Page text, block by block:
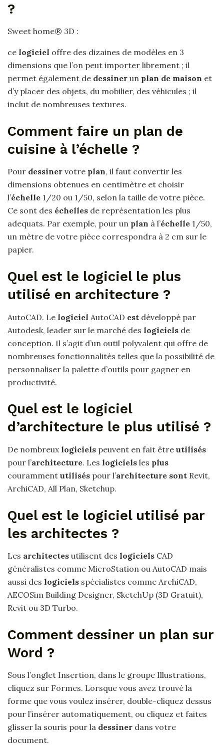
?
Sweet home® 3D :
ce logiciel offre des dizaines de modèles en 3
dimensions que l’on peut importer librement ; il
permet également de dessiner un plan de maison et
d’y placer des objets, du mobilier, des véhicules ; il
inclut de nombreuses textures.
Comment faire un plan de
cuisine à l’échelle ?
Pour dessiner votre plan, il faut convertir les
dimensions obtenues en centimètre et choisir
l’échelle 1/20 ou 1/50, selon la taille de votre pièce.
Ce sont des échelles de représentation les plus
adequats. Par exemple, pour un plan à l’échelle 1/50,
un mètre de votre pièce correspondra à 2 cm sur le
papier.
Quel est le logiciel le plus
utilisé en architecture ?
AutoCAD. Le logiciel AutoCAD est développé par
Autodesk, leader sur le marché des logiciels de
conception. Il s’agit d’un outil polyvalent qui offre de
nombreuses fonctionnalités telles que la possibilité de
personnaliser la palette d’outils pour gagner en
productivité.
Quel est le logiciel
d’architecture le plus utilisé ?
De nombreux logiciels peuvent en fait être utilisés
pour l’architecture. Les logiciels les plus
couramment utilisés pour l’architecture sont Revit,
ArchiCAD, All Plan, Sketchup.
Quel est le logiciel utilisé par
les architectes ?
Les architectes utilisent des logiciels CAD
généralistes comme MicroStation ou AutoCAD mais
aussi des logiciels spécialistes comme ArchiCAD,
AECOSim Building Designer, SketchUp (3D Gratuit),
Revit ou 3D Turbo.
Comment dessiner un plan sur
Word ?
Sous l’onglet Insertion, dans le groupe Illustrations,
cliquez sur Formes. Lorsque vous avez trouvé la
forme que vous voulez insérer, double-cliquez dessus
pour l’insérer automatiquement, ou cliquez et faites
glisser la souris pour la dessiner dans votre
document.